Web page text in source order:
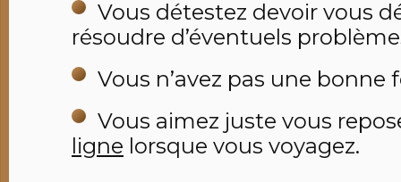
Vous détestez devoir vous
résoudre d’éventuels
Vous n’avez pas une bonne
Vous aimez juste vous
ligne lorsque vous voyagez.